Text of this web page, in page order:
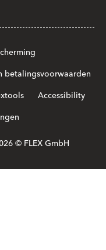
betalingsvoorwaarden
Accessibility
© FLEX GmbH